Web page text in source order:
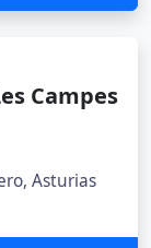
Campes
Asturias